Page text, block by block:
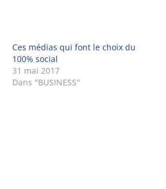
Ces médias qui font le choix du
100% social
31 mai 2017
Dans "BUSINESS"